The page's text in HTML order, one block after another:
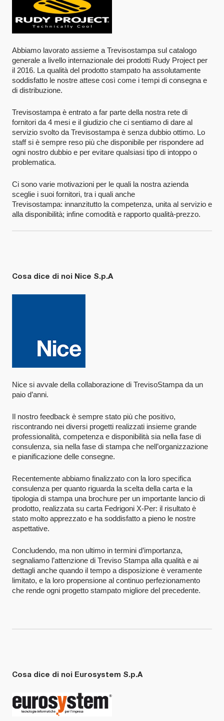
Abbiamo lavorato assieme a Trevisostampa sul catalogo
generale a livello internazionale dei prodotti Rudy Project per
il 2016. La qualità del prodotto stampato ha assolutamente
soddisfatto le nostre attese così come i tempi di consegna e
di distribuzione.
Trevisostampa è entrato a far parte della nostra rete di
fornitori da 4 mesi e il giudizio che ci sentiamo di dare al
servizio svolto da Trevisostampa è senza dubbio ottimo. Lo
staff si è sempre reso più che disponibile per rispondere ad
ogni nostro dubbio e per evitare qualsiasi tipo di intoppo o
problematica.
Ci sono varie motivazioni per le quali la nostra azienda
sceglie i suoi fornitori, tra i quali anche
Trevisostampa: innanzitutto la competenza, unita al servizio e
alla disponibilità; infine comodità e rapporto qualità-prezzo.
Cosa dice di noi Nice S.p.A
Nice si avvale della collaborazione di TrevisoStampa da un
paio d’anni.
Il nostro feedback è sempre stato più che positivo,
riscontrando nei diversi progetti realizzati insieme grande
professionalità, competenza e disponibilità sia nella fase di
consulenza, sia nella fase di stampa che nell’organizzazione
e pianificazione delle consegne.
Recentemente abbiamo finalizzato con la loro specifica
consulenza per quanto riguarda la scelta della carta e la
tipologia di stampa una brochure per un importante lancio di
prodotto, realizzata su carta Fedrigoni X-Per: il risultato è
stato molto apprezzato e ha soddisfatto a pieno le nostre
aspettative.
Concludendo, ma non ultimo in termini d’importanza,
segnaliamo l’attenzione di Treviso Stampa alla qualità e ai
dettagli anche quando il tempo a disposizione è veramente
limitato, e la loro propensione al continuo perfezionamento
che rende ogni progetto stampato migliore del precedente.
Cosa dice di noi Eurosystem S.p.A